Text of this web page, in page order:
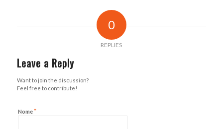
0
REPLIES
Leave a Reply
Want to join the discussion?
Feel free to contribute!
Nome*